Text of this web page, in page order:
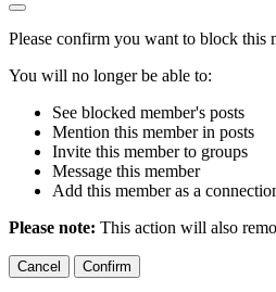
Please confirm you want to block this
You will no longer be able to:
See blocked member's posts
Mention this member in posts
Invite this member to groups
Message this member
Add this member as a
Please note: This action will also
Confirm